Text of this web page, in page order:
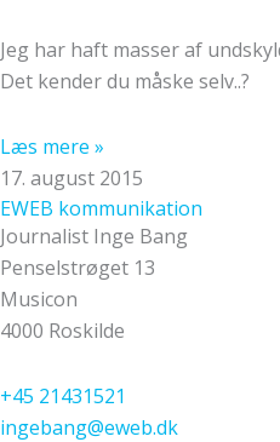
Jeg har haft masser af
Det kender du måske selv..?
Læs mere »
17. august 2015
EWEB kommunikation
Journalist Inge Bang
Penselstrøget 13
Musicon
4000 Roskilde
+45 21431521
ingebang@eweb.dk